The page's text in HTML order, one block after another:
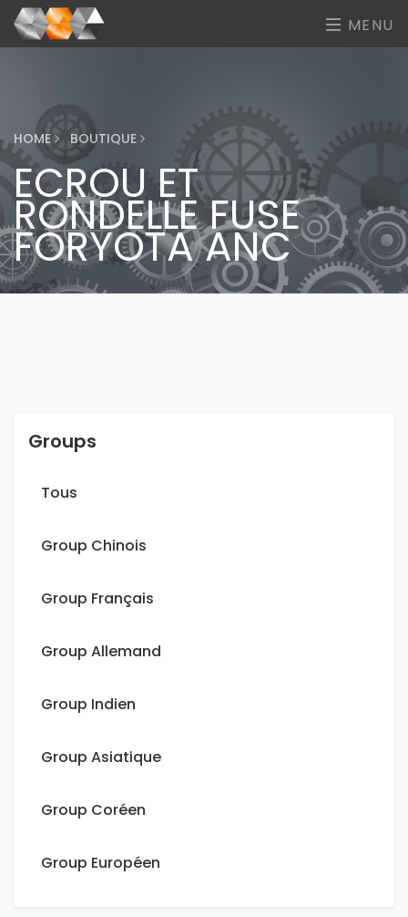
MENU
HOME BOUTIQUE
ECROU ET
RONDELLE FUSE
FORYOTA ANC
Groups
Tous
Group Chinois
Group Français
Group Allemand
Group Indien
Group Asiatique
Group Coréen
Group Européen